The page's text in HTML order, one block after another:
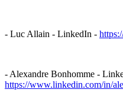
- Luc Allain - LinkedIn -
- Alexandre Bonhomme -
https://www.linkedin.com/in/